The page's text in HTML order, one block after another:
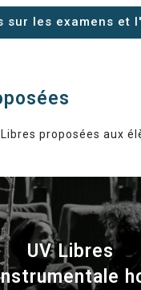
les examens et
proposées aux
UV Libres